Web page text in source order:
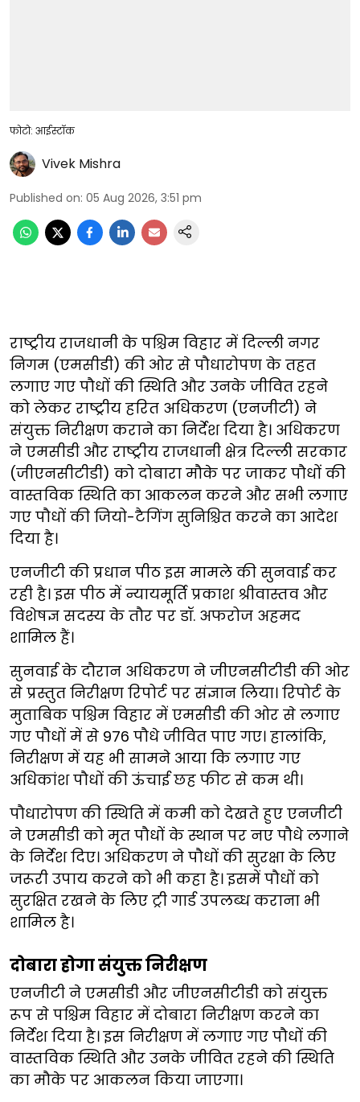
फोटो: आईस्टॉक
Vivek Mishra
Published on: 05 Aug 2026, 3:51 pm
राष्ट्रीय राजधानी के पश्चिम विहार में दिल्ली नगर
निगम (एमसीडी) की ओर से पौधारोपण के तहत
लगाए गए पौधों की स्थिति और उनके जीवित रहने
को लेकर राष्ट्रीय हरित अधिकरण (एनजीटी) ने
संयुक्त निरीक्षण कराने का निर्देश दिया है। अधिकरण
ने एमसीडी और राष्ट्रीय राजधानी क्षेत्र दिल्ली सरकार
(जीएनसीटीडी) को दोबारा मौके पर जाकर पौधों की
वास्तविक स्थिति का आकलन करने और सभी लगाए
गए पौधों की जियो-टैगिंग सुनिश्चित करने का आदेश
दिया है।
एनजीटी की प्रधान पीठ इस मामले की सुनवाई कर
रही है। इस पीठ में न्यायमूर्ति प्रकाश श्रीवास्तव और
विशेषज्ञ सदस्य के तौर पर डॉ. अफरोज अहमद
शामिल हैं।
सुनवाई के दौरान अधिकरण ने जीएनसीटीडी की ओर
से प्रस्तुत निरीक्षण रिपोर्ट पर संज्ञान लिया। रिपोर्ट के
मुताबिक पश्चिम विहार में एमसीडी की ओर से लगाए
गए पौधों में से 976 पौधे जीवित पाए गए। हालांकि,
निरीक्षण में यह भी सामने आया कि लगाए गए
अधिकांश पौधों की ऊंचाई छह फीट से कम थी।
पौधारोपण की स्थिति में कमी को देखते हुए एनजीटी
ने एमसीडी को मृत पौधों के स्थान पर नए पौधे लगाने
के निर्देश दिए। अधिकरण ने पौधों की सुरक्षा के लिए
जरूरी उपाय करने को भी कहा है। इसमें पौधों को
सुरक्षित रखने के लिए ट्री गार्ड उपलब्ध कराना भी
शामिल है।
दोबारा होगा संयुक्त निरीक्षण
एनजीटी ने एमसीडी और जीएनसीटीडी को संयुक्त
रूप से पश्चिम विहार में दोबारा निरीक्षण करने का
निर्देश दिया है। इस निरीक्षण में लगाए गए पौधों की
वास्तविक स्थिति और उनके जीवित रहने की स्थिति
का मौके पर आकलन किया जाएगा।